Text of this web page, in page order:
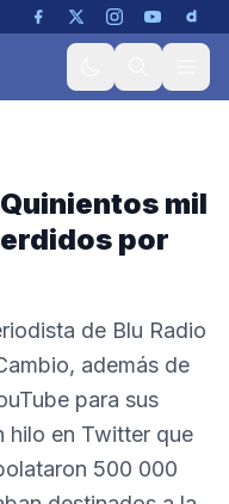
Quinientos mil
por
de Blu Radio
además de
para sus
hilo en Twitter que
500 000